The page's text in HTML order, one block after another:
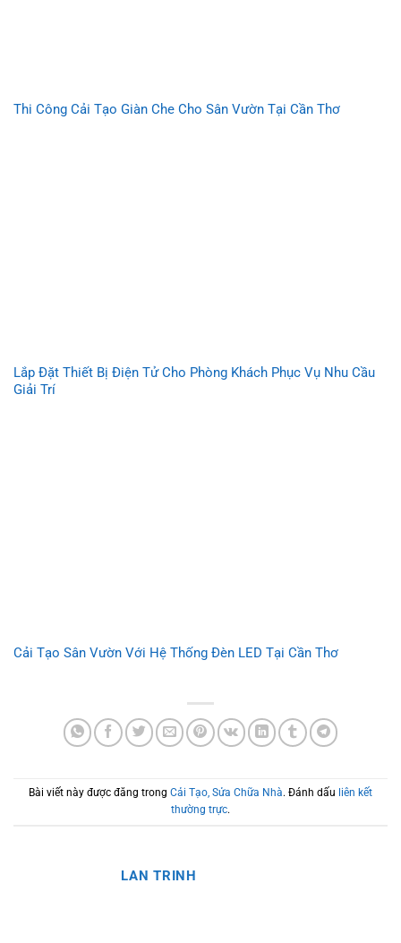
Thi Công Cải Tạo Giàn Che Cho Sân Vườn Tại Cần Thơ
Lắp Đặt Thiết Bị Điện Tử Cho Phòng Khách Phục Vụ Nhu Cầu
Giải Trí
Cải Tạo Sân Vườn Với Hệ Thống Đèn LED Tại Cần Thơ
Bài viết này được đăng trong Cải Tạo, Sửa Chữa Nhà. Đánh dấu liên kết
thường trực.
LAN TRINH